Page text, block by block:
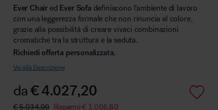
Area hospitality
Ever Chair ed Ever Sofa definiscono l’ambiente di lavoro
con una leggerezza formale che non rinuncia al colore,
grazie alla possibilità di creare vivaci combinazioni
cromatiche tra la struttura e la seduta.
Richiedi offerta personalizzata.
Vai alla Descrizione
da€4.027,20
€5.034,00 Risparmi€ 1.006,80